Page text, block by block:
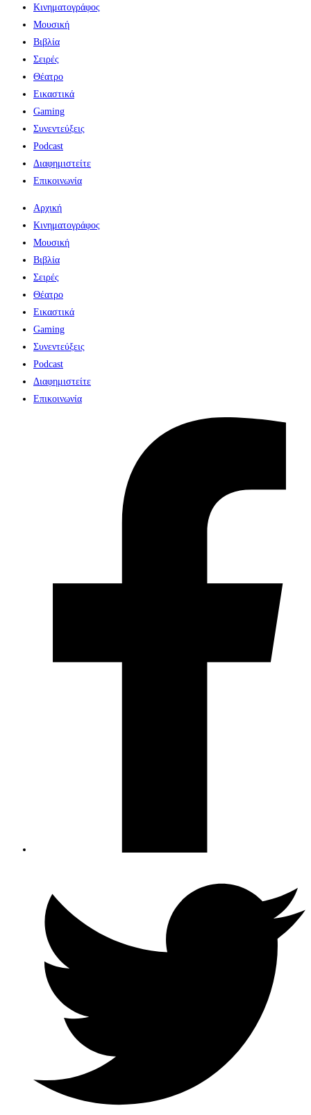
Κινηματογράφος
Μουσική
Βιβλία
Σειρές
Θέατρο
Εικαστικά
Gaming
Συνεντεύξεις
Podcast
Διαφημιστείτε
Επικοινωνία
Αρχική
Κινηματογράφος
Μουσική
Βιβλία
Σειρές
Θέατρο
Εικαστικά
Gaming
Συνεντεύξεις
Podcast
Διαφημιστείτε
Επικοινωνία